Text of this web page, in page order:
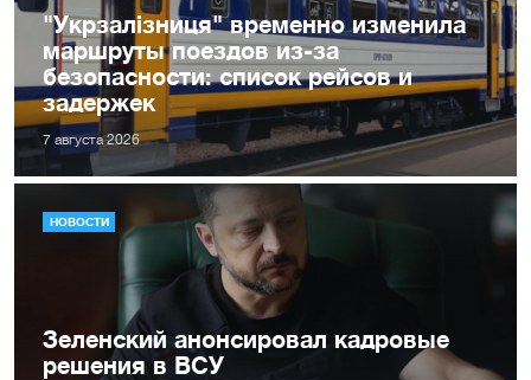
"Укрзалізниця" временно изменила
маршруты поездов из-за
безопасности: список рейсов и
задержек
7 августа 2026
НОВОСТИ
Зеленский анонсировал кадровые
решения в ВСУ